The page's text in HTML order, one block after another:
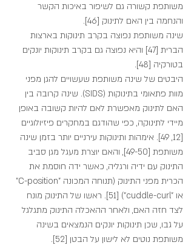
משותפת קשורה גם לשיפור באיכות הקשר
והנחמה בין האם לתינוק [46].
שינה משותפת נפוצה בקרב תינוקות בארצות
הברית [47] והיא נפוצה גם בקרב תינוקות יונקים
בטורקיה [48].
היבטים של שינה משותפת שעשויים להגן מפני
מוות פתאומי בתינוקות (SIDS). שינה קרובה בין
האם לתינוק מאפשרת לאם להיות קשובה באופן
מיידי לתינוקה, כפי שהודגם במחקרים פיזיולוגיים
[12, 49]. אימהות ותינוקות עירניים יותר בזמן שינה
משותפת [49-50], והאם יוצרת מעגל מגן סביב
התינוק עם ידיה ורגליה, כאשר ידה חוסמת את
הכרית מפני התינוק (תנוחה המכונה "C-position"
או "cuddle-curl") [51]. ראשו של התינוק מונח
לצד חזה האם, ולאחר ההאכלה התינוק מתגלגל
על גבו, שכן תינוקות יונקים הנמצאים בשינה
משותפת נוטים לא לישון על הבטן [52].